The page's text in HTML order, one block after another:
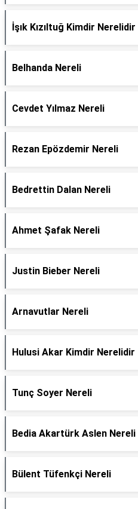
İşık Kızıltuğ Kimdir Nerelidir
Belhanda Nereli
Cevdet Yılmaz Nereli
Rezan Epözdemir Nereli
Bedrettin Dalan Nereli
Ahmet Şafak Nereli
Justin Bieber Nereli
Arnavutlar Nereli
Hulusi Akar Kimdir Nerelidir
Tunç Soyer Nereli
Bedia Akartürk Aslen Nereli
Bülent Tüfenkçi Nereli